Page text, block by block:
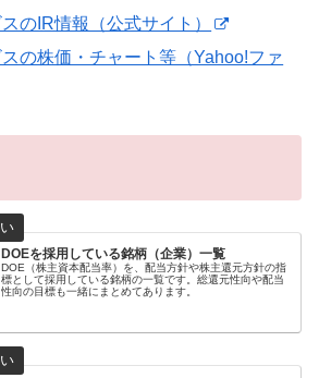
のIR情報（公式サイト）
の株価・チャート等（Yahoo!ファ
DOEを採用している銘柄（企業）一覧
DOE（株主資本配当率）を、配当方針や株主還元方針の指
標として採用している銘柄の一覧です。総還元性向や配当
性向の目標も一緒にまとめてあります。